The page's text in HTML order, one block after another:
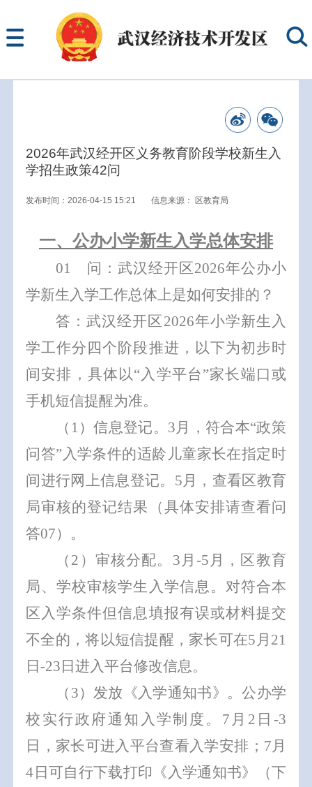
2026年武汉经开区义务教育阶段学校新生入
学招生政策42问
发布时间：2026-04-15 15:21 信息来源： 区教育局
一、 公办小学新生入学总体安排
01 问：武汉经开区2026年公办小
学新生入学工作总体上是如何安排的？
答：武汉经开区2026年小学新生入
学工作分四个阶段推进 ， 以下为初步时
间安排， 具体以“入学平台”家长端口或
手机短信提醒为准。
（ 1 ）信息登记。 3月， 符合本“政策
问答”入学条件的适龄儿童家长在指定时
间进行网上信息登记。 5月 ， 查看区教育
局审核的登记结果（具体安排请查看问
答07） 。
（ 2 ） 审核分配。 3 月 -5 月，区教育
局、学校审核学生入学信息。对符合本
区入学条件但信息填报有误或材料提交
不全的，将以短信提醒 ， 家长可在5 月 21
日-23 日进入平台修改信息。
（ 3）发放《入学通知书》。公办学
校实行政府通知入学制度。 7 月 2 日 -3
日
，家长可进入平台查看入学安排； 7月
4 日 可自行下载打印 《 入学通知书》
（下